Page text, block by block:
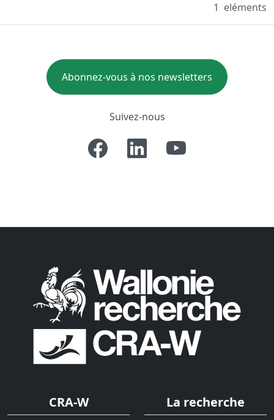
1 eléments
Abonnez-vous à nos newsletters
Suivez-nous
CRA-W La recherche